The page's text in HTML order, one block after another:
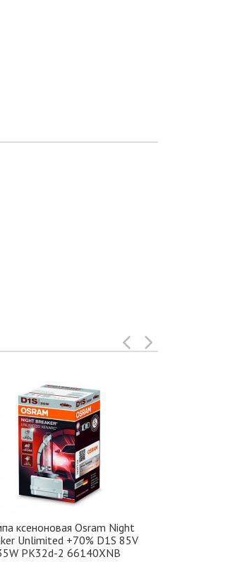
ксеноновая Osram Night
Unlimited +70% D1S 85V
PK32d-2 66140XNB